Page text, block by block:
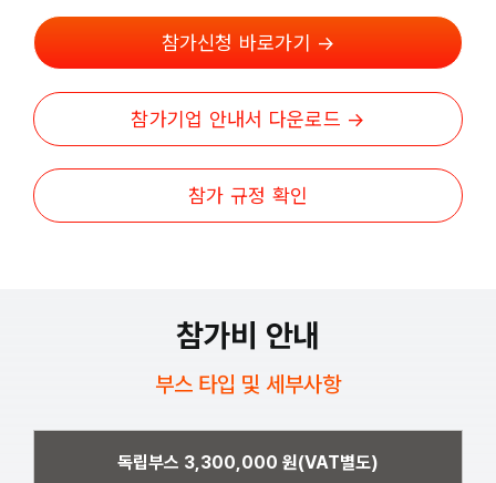
참가신청 바로가기 →
참가기업 안내서 다운로드 →
참가 규정 확인
참가비 안내
부스 타입 및 세부사항
독립부스 3,300,000 원(VAT별도)